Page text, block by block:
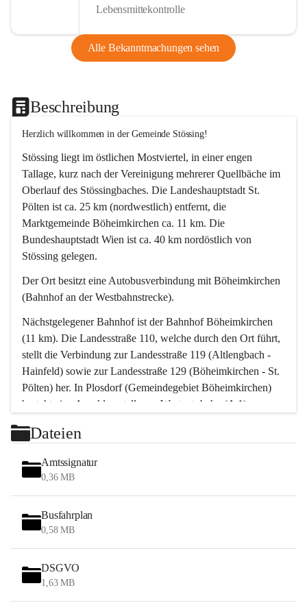
Lebensmittekontrolle
Alle Bekanntmachungen sehen
Beschreibung
Herzlich willkommen in der Gemeinde Stössing!
Stössing liegt im östlichen Mostviertel, in einer engen
Tallage, kurz nach der Vereinigung mehrerer Quellbäche im
Oberlauf des Stössingbaches. Die Landeshauptstadt St.
Pölten ist ca. 25 km (nordwestlich) entfernt, die
Marktgemeinde Böheimkirchen ca. 11 km. Die
Bundeshauptstadt Wien ist ca. 40 km nordöstlich von
Stössing gelegen.
Der Ort besitzt eine Autobusverbindung mit Böheimkirchen
(Bahnhof an der Westbahnstrecke).
Nächstgelegener Bahnhof ist der Bahnhof Böheimkirchen
(11 km). Die Landesstraße 110, welche durch den Ort führt,
stellt die Verbindung zur Landesstraße 119 (Altlengbach -
Hainfeld) sowie zur Landesstraße 129 (Böheimkirchen - St.
Pölten) her. In Plosdorf (Gemeindegebiet Böheimkirchen)
besteht eine Anschlussstelle zur Westautobahn (A 1).
Wien erreicht man in ca. 45 Minuten.
Stössing zählt noch zum Naherholungsraum Wien sowie
zum Naherholungsraum St. Pölten. Viele Bauernhöfe hatten
„ihre Wiener“. Seit 1960 bauten viele Wiener
Wochenendhäuser im Gemeindegebiet. Wegen des
waldreichen Jagdgebietes haben viele Jagdpächter ihre
Das Wandern ist aus touristischer Sicht die bedeutendste
Tätigkeit. Das hügelige Gebiet mit Wanderwegen durch
Wiesen, Wälder und Obstkulturen lädt dazu ein. Gefördert
Dateien
Amtssignatur
0,36 MB
Busfahrplan
0,58 MB
DSGVO
1,63 MB